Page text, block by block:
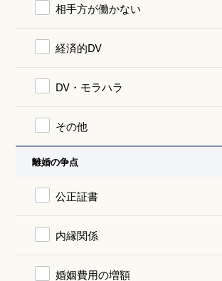
相手方が働かない
経済的DV
DV・モラハラ
その他
離婚の争点
公正証書
内縁関係
婚姻費用の増額